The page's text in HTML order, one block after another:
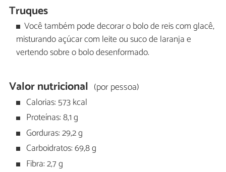
Truques
Você também pode decorar o bolo de reis com glacê,
misturando açúcar com leite ou suco de laranja e
vertendo sobre o bolo desenformado.
Valor nutricional (por pessoa)
Calorias: 573 kcal
Proteínas: 8,1 g
Gorduras: 29,2 g
Carboidratos: 69,8 g
Fibra: 2,7 g